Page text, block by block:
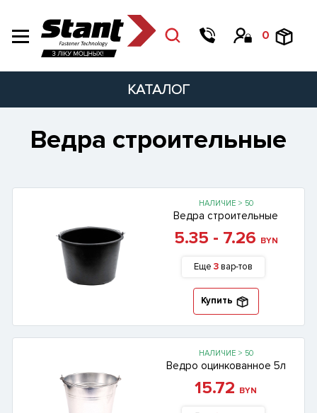
0
КАТАЛОГ
Ведра строительные
НАЛИЧИЕ > 50
Ведра строительные
5.35 - 7.26 BYN
Еще 3вар-тов
Купить
НАЛИЧИЕ > 50
Ведро оцинкованное 5л
15.72 BYN